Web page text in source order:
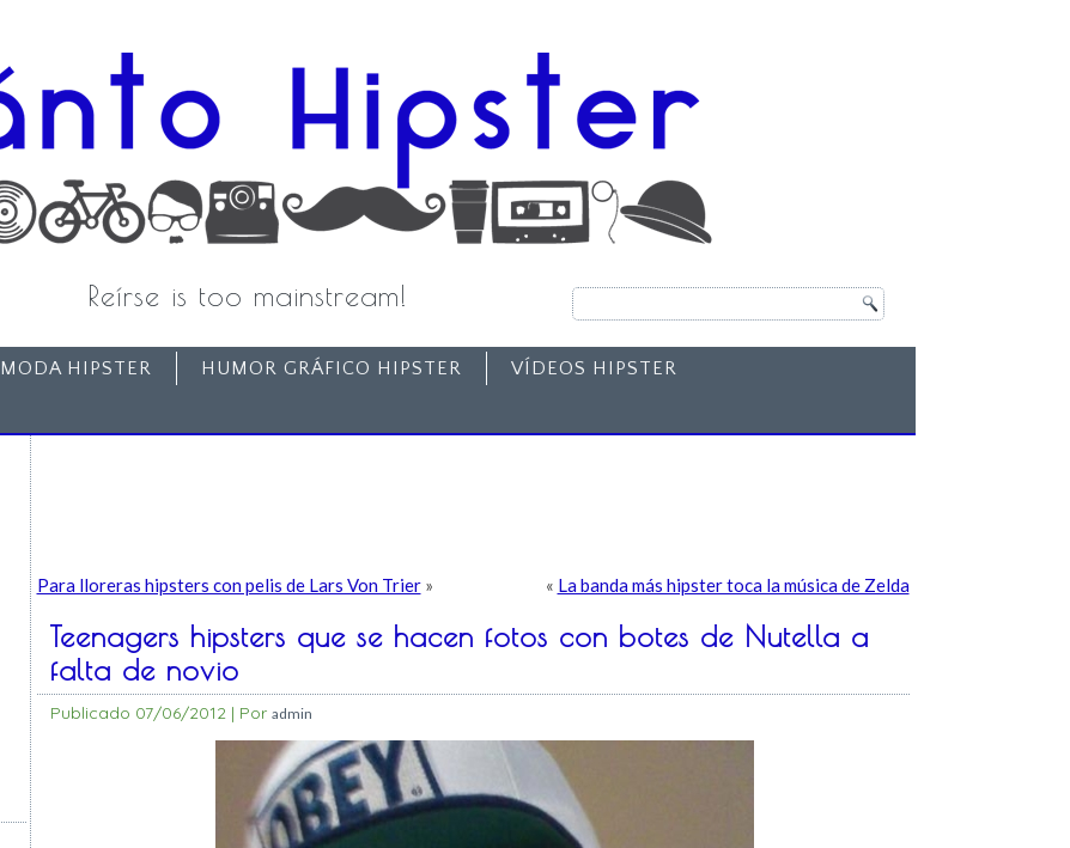
Reírse is too mainstream!
MODA HIPSTER HUMOR GRÁFICO HIPSTER
VÍDEOS HIPSTER
Para lloreras hipsters con pelis de Lars Von Trier» « La banda más hipster toca la música de Zelda
Teenagers hipsters que se hacen fotos con botes de Nutella a
falta de novio
Publicado 07/06/2012| Por admin